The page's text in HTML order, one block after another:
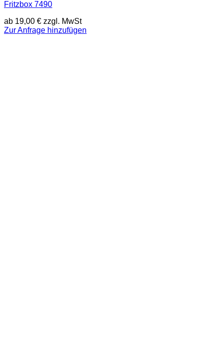
Fritzbox 7490
ab 19,00 € zzgl. MwSt
Zur Anfrage hinzufügen